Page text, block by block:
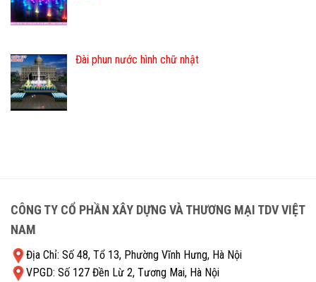
Đài phun nước hình chữ nhật
CÔNG TY CỔ PHẦN XÂY DỰNG VÀ THƯƠNG MẠI TDV VIỆT
NAM
Địa Chỉ: Số 48, Tổ 13, Phường Vĩnh Hưng, Hà Nội
VPGD: Số 127 Đền Lừ 2, Tương Mai, Hà Nội